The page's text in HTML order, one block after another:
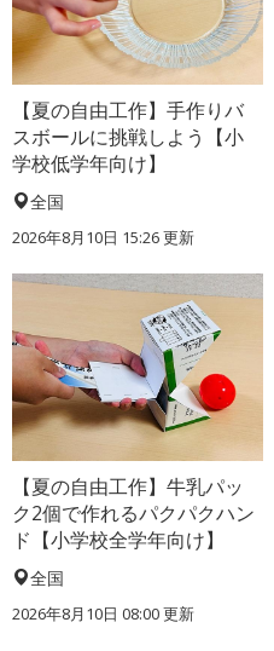
【夏の自由工作】手作りバ
スボールに挑戦しよう【小
学校低学年向け】
全国
2026年8月10日 15:26更新
【夏の自由工作】牛乳パッ
ク2個で作れるパクパクハン
ド【小学校全学年向け】
全国
2026年8月10日 08:00更新